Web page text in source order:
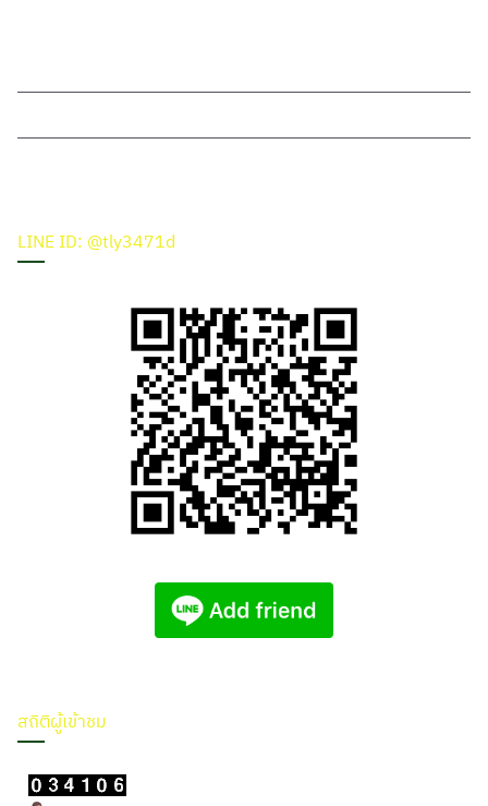
LINE ID: @tly3471d
สถิติผู้เข้าชม